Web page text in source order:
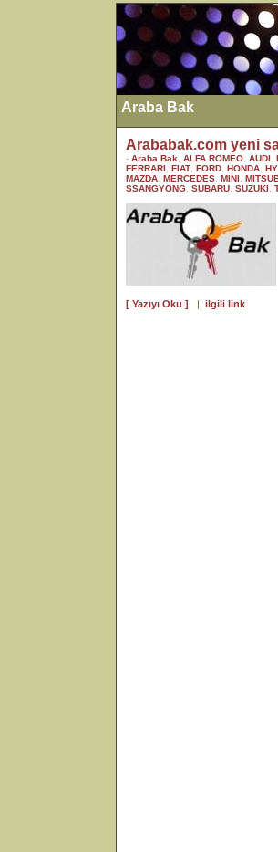
Araba Bak
Arababak.com yeni
- Araba Bak ALFA ROMEO AUDI
FERRARI
FIAT FORD HONDA
MAZDA MERCEDES MINI
SSANGYONG SUBARU SUZUKI
[ Yazıyı Oku ] | ilgili link